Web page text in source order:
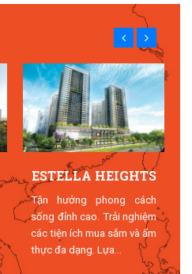
ESTELLA HEIGHTS
Tận hưởng phong cách
sống đỉnh cao. Trải nghiệm
các tiện ích mua sắm và ẩm
thực đa dạng. Lựa...